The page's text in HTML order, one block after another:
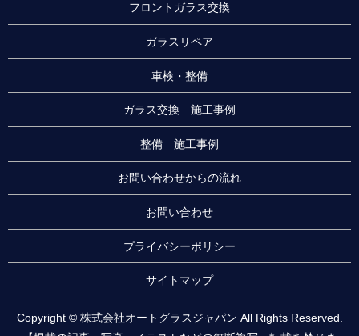
フロントガラス交換
ガラスリペア
車検・整備
ガラス交換 施工事例
整備 施工事例
お問い合わせからの流れ
お問い合わせ
プライバシーポリシー
サイトマップ
Copyright © 株式会社オートグラスジャパン All Rights Reserved.